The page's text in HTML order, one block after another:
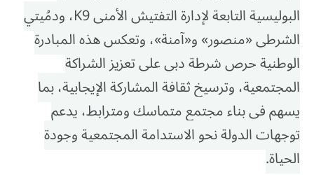
البوليسية التابعة لإدارة التفتيش الأمني K9، ودمُيتي
الشرطي «منصور» و«آمنة»، وتعكس هذه المبادرة
الوطنية حرص شرطة دبي على تعزيز الشراكة
المجتمعية، وترسيخ ثقافة المشاركة الإيجابية، بما
يسهم في بناء مجتمع متماسك ومترابط، يدعم
توجهات الدولة نحو الاستدامة المجتمعية وجودة
الحياة.